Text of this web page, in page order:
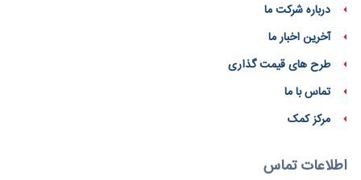
درباره شرکت ما
آخرین اخبار ما
طرح های قیمت گذاری
تماس با ما
مرکز کمک
اطلاعات تماس